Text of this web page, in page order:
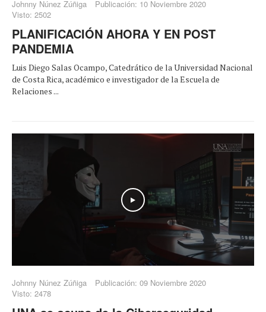
Johnny Núnez Zúñiga
Publicación: 10 Noviembre 2020
Visto: 2502
PLANIFICACIÓN AHORA Y EN POST
PANDEMIA
Luis Diego Salas Ocampo, Catedrático de la Universidad Nacional
de Costa Rica, académico e investigador de la Escuela de
Relaciones ...
Play
Johnny Núnez Zúñiga
Publicación: 09 Noviembre 2020
Visto: 2478